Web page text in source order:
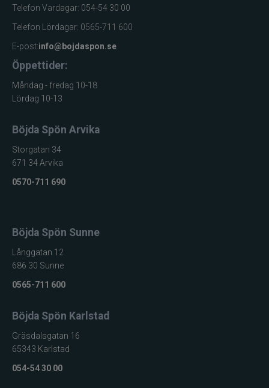
Telefon Vardagar: 054-54 30 00
Telefon Lördagar: 0565-711 600
E-post:info@bojdaspon.se
Öppettider:
Måndag - fredag 10-18
Lördag 10-13
Böjda Spön Arvika
Storgatan 34
671 34 Arvika
0570-711 690
Böjda Spön Sunne
Långgatan 12
686 30 Sunne
0565-711 600
Böjda Spön Karlstad
Gräsdalsgatan 16
65343 Karlstad
054-54 30 00